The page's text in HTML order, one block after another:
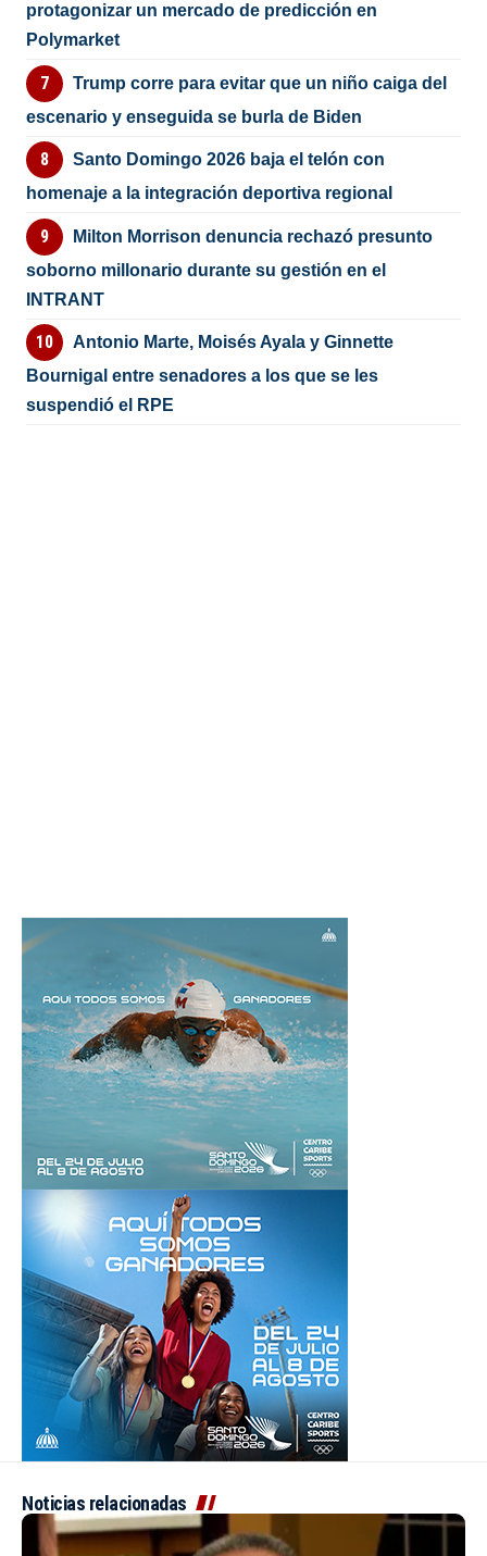
protagonizar un mercado de predicción en
Polymarket
Trump corre para evitar que un niño caiga del
escenario y enseguida se burla de Biden
Santo Domingo 2026 baja el telón con
homenaje a la integración deportiva regional
Milton Morrison denuncia rechazó presunto
soborno millonario durante su gestión en el
INTRANT
Antonio Marte, Moisés Ayala y Ginnette
Bournigal entre senadores a los que se les
suspendió el RPE
Noticias relacionadas